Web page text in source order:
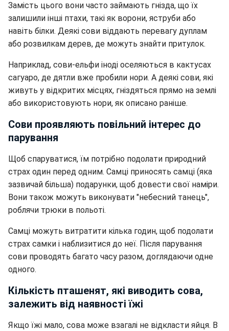
Замість цього вони часто займають гнізда, що їх
залишили інші птахи, такі як ворони, яструби або
навіть білки. Деякі сови віддають перевагу дуплам
або розвилкам дерев, де можуть знайти притулок.
Наприклад, сови-ельфи іноді оселяються в кактусах
сагуаро, де дятли вже пробили нори. А деякі сови, які
живуть у відкритих місцях, гніздяться прямо на землі
або використовують нори, як описано раніше.
Сови проявляють повільний інтерес до
парування
Щоб спаруватися, їм потрібно подолати природний
страх один перед одним. Самці приносять самці (яка
зазвичай більша) подарунки, щоб довести свої наміри.
Вони також можуть виконувати "небесний танець",
роблячи трюки в польоті.
Самці можуть витратити кілька годин, щоб подолати
страх самки і наблизитися до неї. Після парування
сови проводять багато часу разом, доглядаючи одне
одного.
Кількість пташенят, які виводить сова,
залежить від наявності їжі
Якщо їжі мало, сова може взагалі не відкласти яйця. В